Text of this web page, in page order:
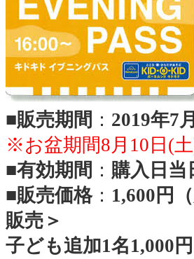
■販売期間 ： 2019年7
※お盆期間8月10日(
■有効期間 ： 購入日当
■販売価格： 1,600円
販売＞
子ども追加1名1,000円